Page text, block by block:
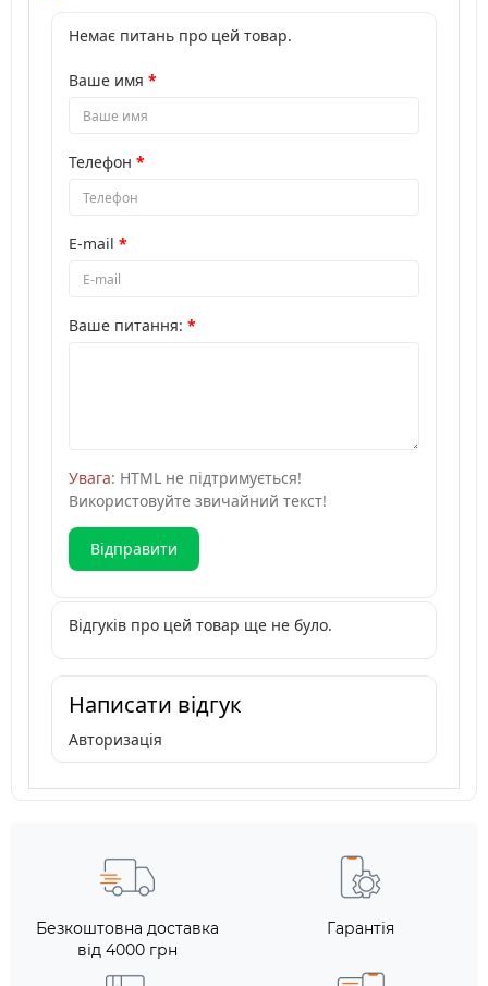
Немає питань про цей товар.
Ваше имя
Телефон
E-mail
Ваше питання:
Увага: HTML не підтримується!
Використовуйте звичайний текст!
Відправити
Відгуків про цей товар ще не було.
Написати відгук
Авторизація
Безкоштовна доставка
від 4000 грн
Гарантія